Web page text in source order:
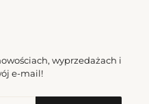
wyprzedażach i
e-mail!